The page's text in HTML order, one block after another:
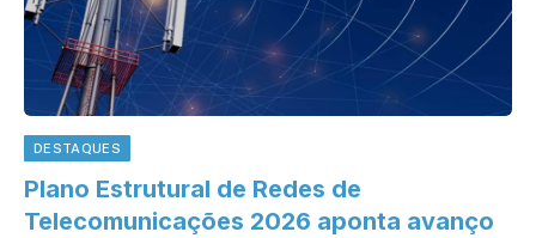
DESTAQUES
Plano Estrutural de Redes de
Telecomunicações 2026 aponta avanço